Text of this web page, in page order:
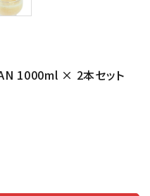
1000ml × 2本セット